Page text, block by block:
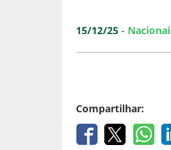
15/12/25 -
Compartilhar: